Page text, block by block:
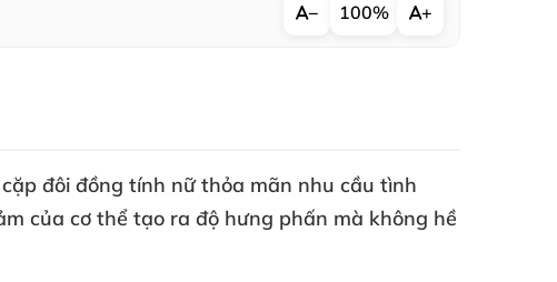
− 100% +
đôi đồng tính nữ thỏa mãn nhu cầu tình
của cơ thể tạo ra độ hưng phấn mà không hề